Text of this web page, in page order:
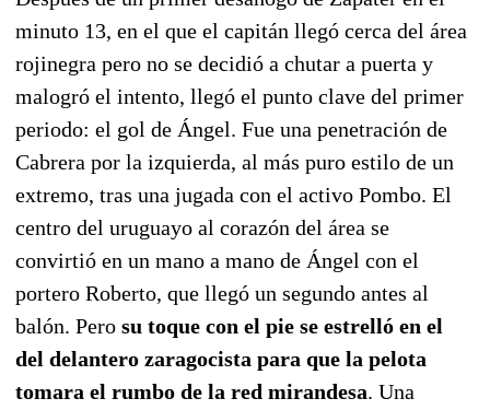
minuto 13, en el que el capitán llegó cerca del área
rojinegra pero no se decidió a chutar a puerta y
malogró el intento, llegó el punto clave del primer
periodo: el gol de Ángel. Fue una penetración de
Cabrera por la izquierda, al más puro estilo de un
extremo, tras una jugada con el activo Pombo. El
centro del uruguayo al corazón del área se
convirtió en un mano a mano de Ángel con el
portero Roberto, que llegó un segundo antes al
balón. Pero su toque con el pie se estrelló en el
del delantero zaragocista para que la pelota
tomara el rumbo de la red mirandesa. Una